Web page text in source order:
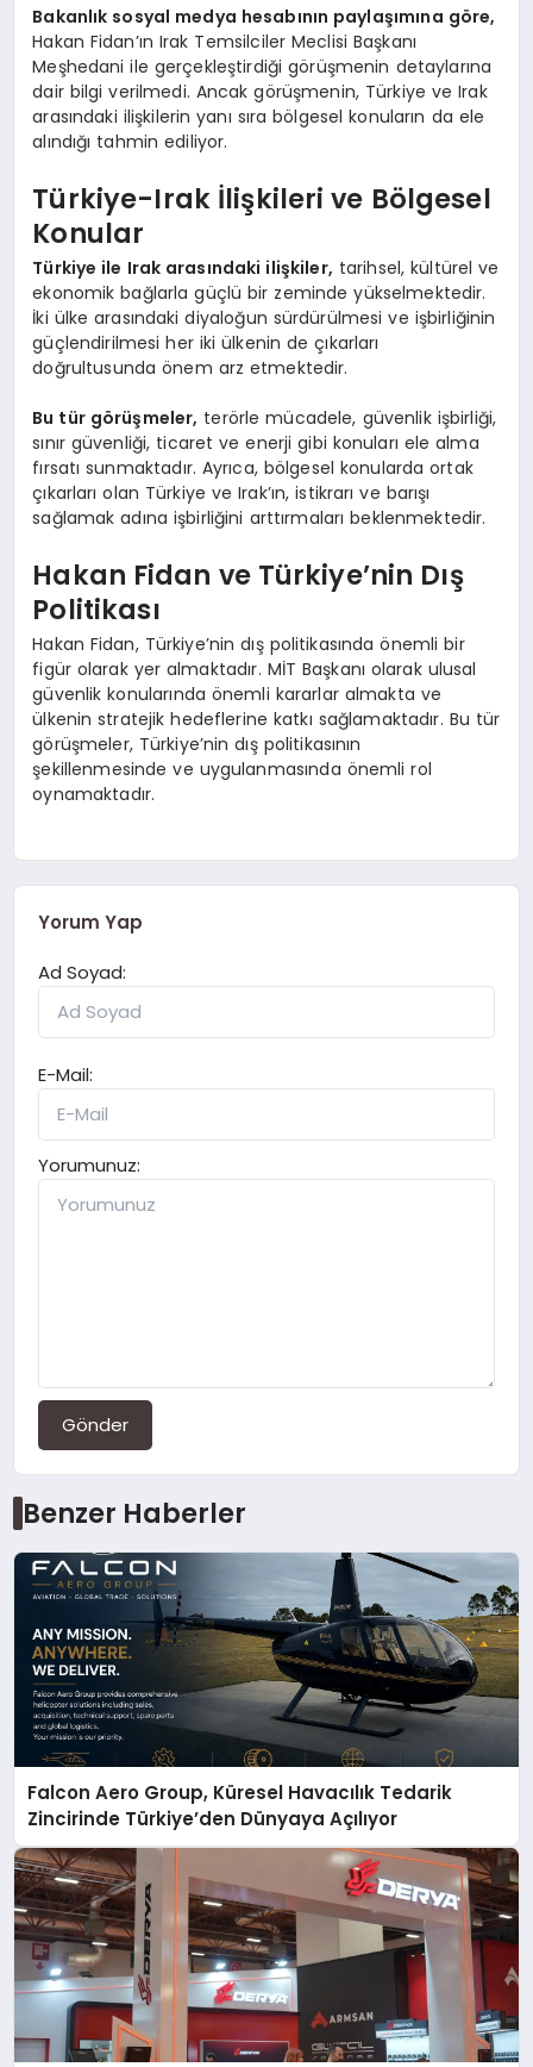
Bakanlık sosyal medya hesabının paylaşımına göre,
Hakan Fidan’ın Irak Temsilciler Meclisi Başkanı
Meşhedani ile gerçekleştirdiği görüşmenin detaylarına
dair bilgi verilmedi. Ancak görüşmenin, Türkiye ve Irak
arasındaki ilişkilerin yanı sıra bölgesel konuların da ele
alındığı tahmin ediliyor.
Türkiye-Irak İlişkileri ve Bölgesel
Konular
Türkiye ile Irak arasındaki ilişkiler, tarihsel, kültürel ve
ekonomik bağlarla güçlü bir zeminde yükselmektedir.
İki ülke arasındaki diyaloğun sürdürülmesi ve işbirliğinin
güçlendirilmesi her iki ülkenin de çıkarları
doğrultusunda önem arz etmektedir.
Bu tür görüşmeler, terörle mücadele, güvenlik işbirliği,
sınır güvenliği, ticaret ve enerji gibi konuları ele alma
fırsatı sunmaktadır. Ayrıca, bölgesel konularda ortak
çıkarları olan Türkiye ve Irak’ın, istikrarı ve barışı
sağlamak adına işbirliğini arttırmaları beklenmektedir.
Hakan Fidan ve Türkiye’nin Dış
Politikası
Hakan Fidan, Türkiye’nin dış politikasında önemli bir
figür olarak yer almaktadır. MİT Başkanı olarak ulusal
güvenlik konularında önemli kararlar almakta ve
ülkenin stratejik hedeflerine katkı sağlamaktadır. Bu tür
görüşmeler, Türkiye’nin dış politikasının
şekillenmesinde ve uygulanmasında önemli rol
oynamaktadır.
Yorum Yap
Ad Soyad:
E-Mail:
Yorumunuz:
Gönder
Benzer Haberler
Falcon Aero Group, Küresel Havacılık Tedarik
Zincirinde Türkiye’den Dünyaya Açılıyor